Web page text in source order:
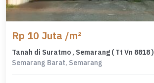
Rp 10 Juta /m²
Tanah di Suratmo , Semarang ( Tt Vn 8818 )
Semarang Barat, Semarang